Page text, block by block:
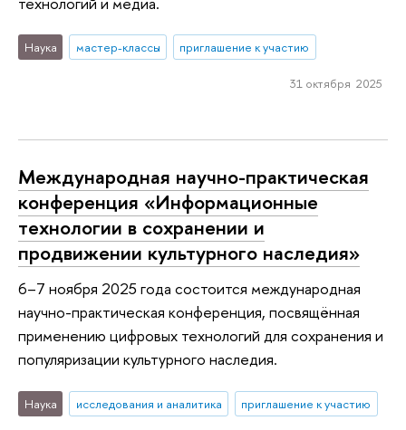
Наука мастер-классы приглашение к участию
31 октября 2025
Международная научно-практическая
конференция «Информационные
технологии в сохранении и
продвижении культурного наследия»
6–7 ноября 2025 года состоится международная
научно-практическая конференция, посвящённая
применению цифровых технологий для сохранения и
популяризации культурного наследия.
Наука исследования и аналитика приглашение к участию